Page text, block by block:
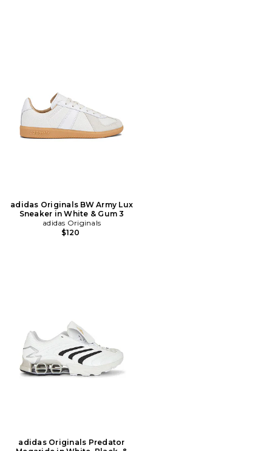
adidas Originals BW Army Lux
Sneaker in White & Gum 3
adidas Originals
$120
adidas Originals Predator